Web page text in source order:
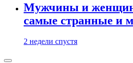
Мужчины и
самые странные и
2 недели спустя